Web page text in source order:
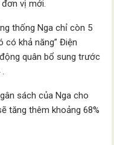
vị mới.
thống Nga chỉ còn 5
có khả năng” Điện
quân bổ sung trước
sách của Nga cho
tăng thêm khoảng 68%